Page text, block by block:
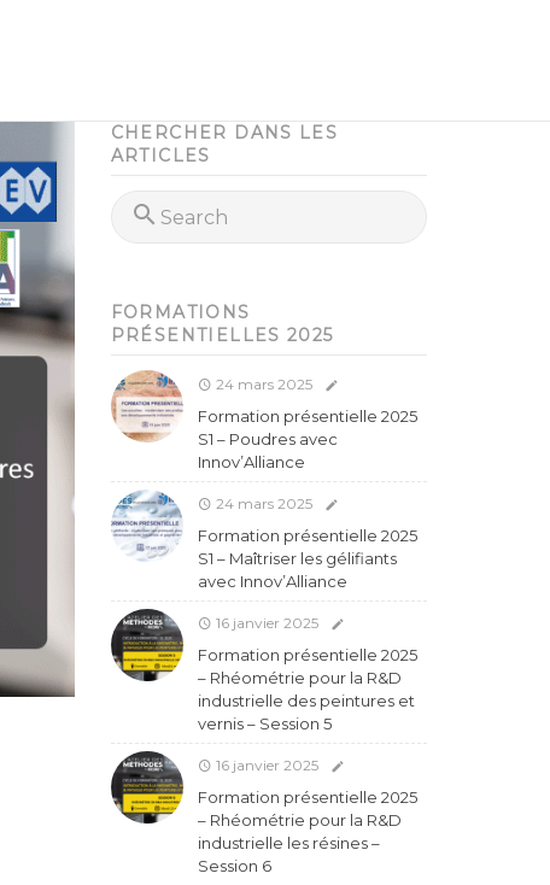
CHERCHER DANS LES
ARTICLES
FORMATIONS
PRÉSENTIELLES 2025
24 mars 2025
Formation présentielle 2025
S1 – Poudres avec
Innov’Alliance
24 mars 2025
Formation présentielle 2025
S1 – Maîtriser les gélifiants
avec Innov’Alliance
16 janvier 2025
Formation présentielle 2025
– Rhéométrie pour la R&D
industrielle des peintures et
vernis – Session 5
16 janvier 2025
Formation présentielle 2025
– Rhéométrie pour la R&D
industrielle les résines –
Session 6